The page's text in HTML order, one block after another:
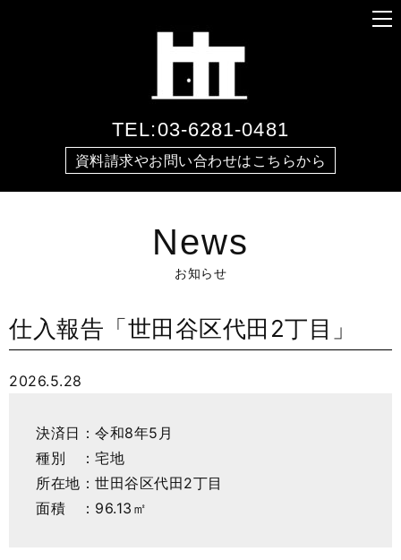
TEL:03-6281-0481
資料請求やお問い合わせはこちらから
News
お知らせ
仕入報告「世田谷区代田2丁目」
2026.5.28
決済日：令和8年5月
種別 ：宅地
所在地：世田谷区代田2丁目
面積 ：96.13㎡